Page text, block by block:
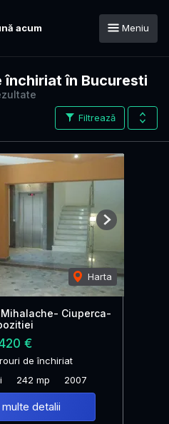
acum Meniu
închiriat în Bucuresti
Filtrează
Harta
Next
Ciuperca-
€
de închiriat
242 mp 2007
detalii